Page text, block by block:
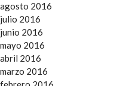
agosto 2016
julio 2016
junio 2016
mayo 2016
abril 2016
marzo 2016